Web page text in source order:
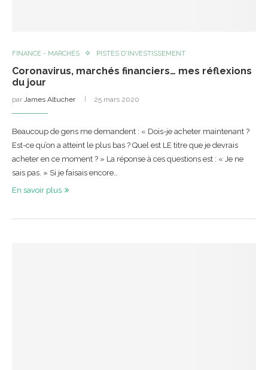
FINANCE - MARCHÉS PISTES D'INVESTISSEMENT
Coronavirus, marchés financiers… mes réflexions
du jour
par James Altucher 25 mars 2020
Beaucoup de gens me demandent : « Dois-je acheter maintenant ?
Est-ce qu’on a atteint le plus bas ? Quel est LE titre que je devrais
acheter en ce moment ? » La réponse à ces questions est : « Je ne
sais pas. » Si je faisais encore…
En savoir plus